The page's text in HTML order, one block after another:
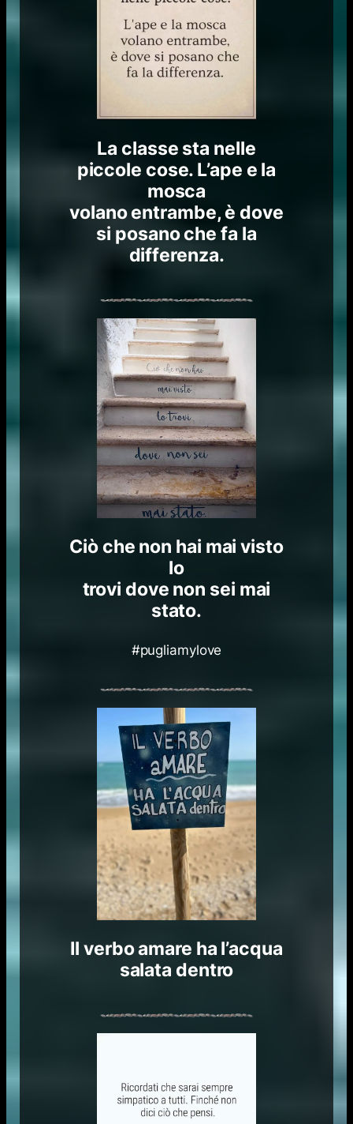
La classe sta nelle
piccole cose. L’ape e la
mosca
volano entrambe, è dove
si posano che fa la
differenza.
Ciò che non hai mai visto
lo
trovi dove non sei mai
stato.
#pugliamylove
Il verbo amare ha l’acqua
salata dentro